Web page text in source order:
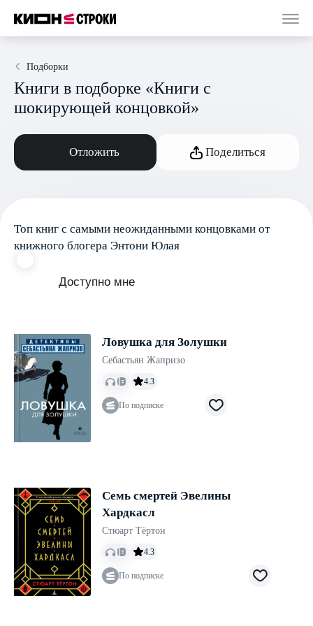
Подборки
Книги в подборке «Книги с
шокирующей концовкой»
Отложить Поделиться
Топ книг с самыми неожиданными концовками от
книжного блогера Энтони Юлая
Доступно мне
Ловушка для Золушки
Себастьян Жапризо
4.3
По подписке
Семь смертей Эвелины
Хардкасл
Стюарт Тёртон
4.3
По подписке